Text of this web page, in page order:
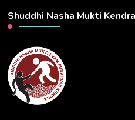
Shuddhi Nasha Mukti Kendra